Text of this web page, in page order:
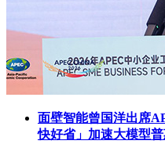
面壁智能曾国洋出席
快好省」加速大模型